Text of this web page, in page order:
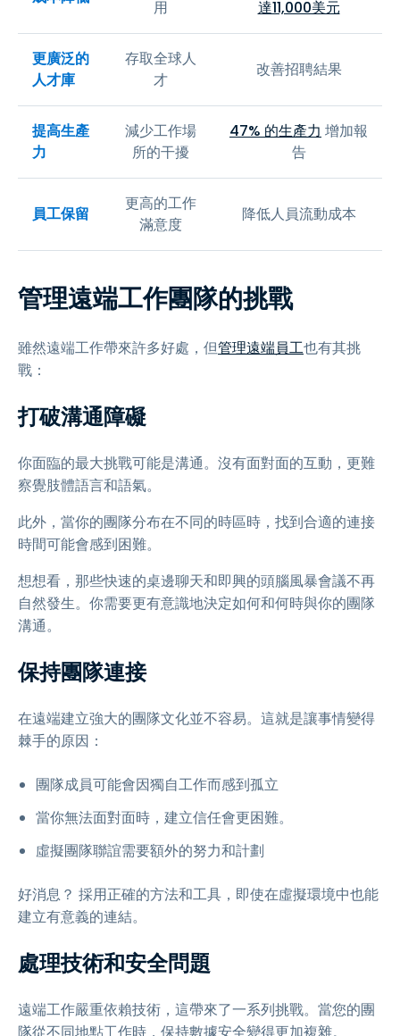
用
達11,000美元
更廣泛的
人才庫
存取全球人
才
改善招聘結果
提高生產
力
減少工作場
所的干擾
47% 的生產力 增加報
告
員工保留
更高的工作
滿意度
降低人員流動成本
管理遠端工作團隊的挑戰
雖然遠端工作帶來許多好處，但管理遠端員工也有其挑
戰：
打破溝通障礙
你面臨的最大挑戰可能是溝通。沒有面對面的互動，更難
察覺肢體語言和語氣。
此外，當你的團隊分布在不同的時區時，找到合適的連接
時間可能會感到困難。
想想看，那些快速的桌邊聊天和即興的頭腦風暴會議不再
自然發生。你需要更有意識地決定如何和何時與你的團隊
溝通。
保持團隊連接
在遠端建立強大的團隊文化並不容易。這就是讓事情變得
棘手的原因：
團隊成員可能會因獨自工作而感到孤立
當你無法面對面時，建立信任會更困難。
虛擬團隊聯誼需要額外的努力和計劃
好消息？ 採用正確的方法和工具，即使在虛擬環境中也能
建立有意義的連結。
處理技術和安全問題
遠端工作嚴重依賴技術，這帶來了一系列挑戰。當您的團